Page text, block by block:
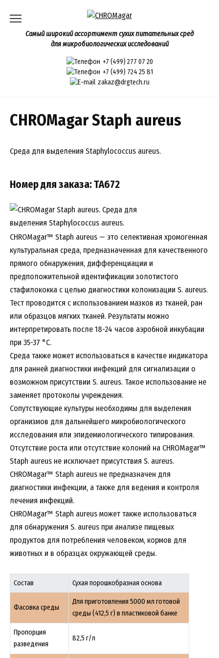
содержанию
Самый широкий ассортимент сухих питательных сред
для микробиологических исследований
+7 (499) 277 07 20
+7 (499) 724 25 81
zakaz@drgtech.ru
CHROMagar Staph aureus
Среда для выделения Staphylococcus aureus.
Номер для заказа: TA672
CHROMagar™ Staph aureus — это селективная хромогенная
культуральная среда, предназначенная для качественного
прямого обнаружения, дифференциации и
предположительной идентификации золотистого
стафилококка с целью диагностики колонизации S. aureus.
Тест проводится с использованием мазков из тканей, ран
или образцов мягких тканей. Результаты можно
интерпретировать после 18-24 часов аэробной инкубации
при 35-37 °C.
Среда также может использоваться в качестве индикатора
для ранней диагностики инфекций для сигнализации о
возможном присутствии S. aureus. Такое использование не
заменяет протоколы учреждения.
Сопутствующие культуры необходимы для выделения
организмов для дальнейшего микробиологического
исследования или эпидемиологического типирования.
Отсутствие роста или отсутствие колоний на CHROMagar™
Staph aureus не исключает присутствия S. aureus.
CHROMagar™ Staph aureus не предназначен для
диагностики инфекции, а также для ведения и контроля
лечения инфекций.
CHROMagar™ Staph aureus может также использоваться
для обнаружения S. aureus при анализе пищевых
продуктов для потребления человеком, кормов для
животных и в образцах окружающей среды.
Состав Сухая порошкобразная основа
Фасовка среды
Для приготовления 5000 мл готовой
среды (412,5 г) в пластиковой банке
Пропорция
разведения
82,5 г/л